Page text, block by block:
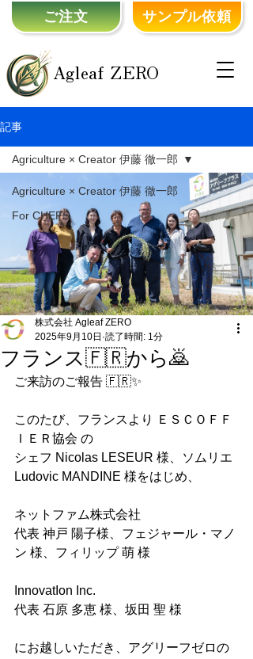
Agleaf ZERO
ご注文 サンプル依頼
記事
Agriculture × Creator 伊藤 徹一郎
For CHEFS
Agriculture × Creator 伊藤 徹一郎
フランス🇫🇷から🙇
株式会社 Agleaf ZERO
2025年9月10日 読了時間: 1分
ご来訪のご報告 🇫🇷✨
このたび、フランスより ＥＳＣＯＦＦ
ＩＥＲ協会 の
シェフ Nicolas LESEUR 様、ソムリエ
Ludovic MANDINE 様をはじめ、
ネットファム株式会社
代表 神戸 陽子様、フェジャール・マノ
ン 様、フィリップ 萌 様
InnovatIon Inc.
代表 石原 多恵 様、坂田 聖 様
にお越しいただき、アグリーフゼロの